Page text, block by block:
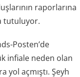
raporlarına
tutuluyor.
Posten’de
infiale neden olan
açmıştı. Şeyh